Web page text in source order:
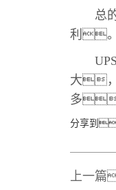
总的
利。
UPS
大，
多
分享到
上一篇